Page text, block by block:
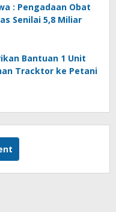
: Pengadaan Obat
Senilai 5,8 Miliar
Bantuan 1 Unit
Tracktor ke Petani